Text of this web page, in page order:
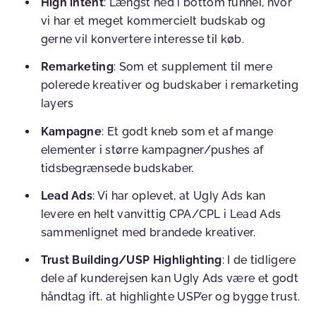
vi har et meget kommercielt budskab og
gerne vil konvertere interesse til køb.
Remarketing: Som et supplement til mere
polerede kreativer og budskaber i remarketing
layers
Kampagne: Et godt kneb som et af mange
elementer i større kampagner/pushes af
tidsbegrænsede budskaber.
Lead Ads: Vi har oplevet, at Ugly Ads kan
levere en helt vanvittig CPA/CPL i Lead Ads
sammenlignet med brandede kreativer.
Trust Building/USP Highlighting: I de tidligere
dele af kunderejsen kan Ugly Ads være et godt
håndtag ift. at highlighte USP’er og bygge trust.